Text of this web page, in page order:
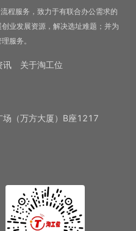
程服务，致力于有联合办公需求的
业发展资源，解决选址难题；并为
服务。
讯 关于淘工位
场（万方大厦）B座1217